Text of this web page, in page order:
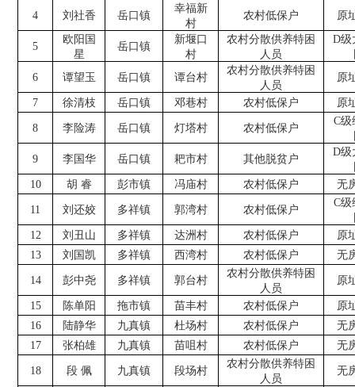
4 刘社香 岳口镇
幸福新
村
农村低保户 原
5
欧阳国
星
岳口镇
新堰口
村
农村分散供养特困
人员
D级
6
谭望玉 岳口镇 谭台村
农村分散供养特困
人员
原
7 徐清枝 岳口镇 邓巷村 农村低保户 原
8 李险涛 岳口镇 灯塔村 农村低保户
C级
9
李国华 岳口镇 耙市村 其他脱贫户
D级
10
胡 睿 彭市镇 冯庙村 农村低保户 无
11 刘还姣 多祥镇 郭湾村 农村低保户
C级
12
刘丑山 多祥镇 达洲村 农村低保户
原
13
刘国凯 多祥镇 西湾村 农村低保户 无
14 彭中尧 多祥镇 郭台村
农村分散供养特困
人员
原
15 陈单阳 拖市镇 苗丰村 农村低保户
原
16
陆静华 九真镇 杜场村 农村低保户
无
17
张柏雄 九真镇 苗咀村 农村低保户 无
18 段 佩 九真镇 段场村
农村分散供养特困
人员
无